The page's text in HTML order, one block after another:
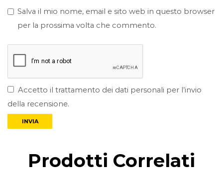
Salva il mio nome, email e sito web in questo browser
per la prossima volta che commento.
Accetto il trattamento dei dati personali per l’invio
della recensione.
Prodotti Correlati